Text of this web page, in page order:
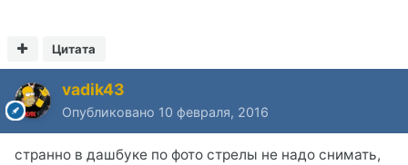
Цитата
vadik43
Опубликовано 10 февраля, 2016
странно в дашбуке по фото стрелы не надо снимать,